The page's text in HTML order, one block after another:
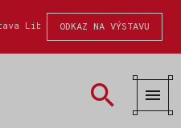
Liberecké školy fotografické
ODKAZ NA VÝSTAVU